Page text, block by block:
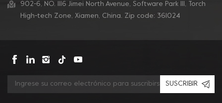
902-6, NO. 1116 Jimei North Avenue, Software Park Ill, Torch
High-tech Zone, Xiamen, China. Zip code: 361024
SUSCRIBIR